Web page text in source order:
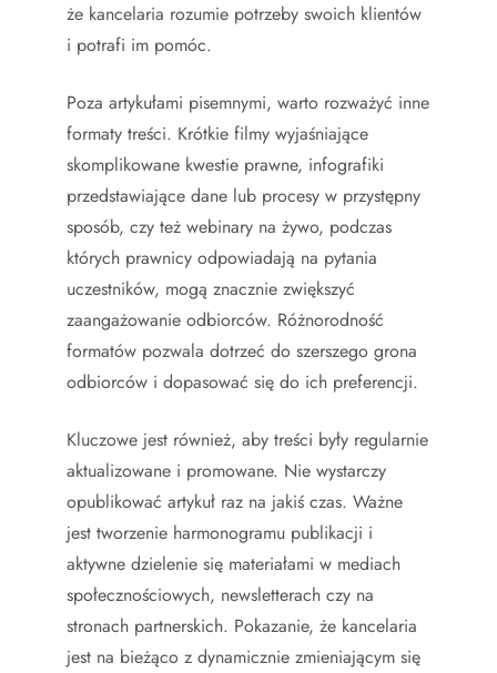
że kancelaria rozumie potrzeby swoich klientów
i potrafi im pomóc.
Poza artykułami pisemnymi, warto rozważyć inne
formaty treści. Krótkie filmy wyjaśniające
skomplikowane kwestie prawne, infografiki
przedstawiające dane lub procesy w przystępny
sposób, czy też webinary na żywo, podczas
których prawnicy odpowiadają na pytania
uczestników, mogą znacznie zwiększyć
zaangażowanie odbiorców. Różnorodność
formatów pozwala dotrzeć do szerszego grona
odbiorców i dopasować się do ich preferencji.
Kluczowe jest również, aby treści były regularnie
aktualizowane i promowane. Nie wystarczy
opublikować artykuł raz na jakiś czas. Ważne
jest tworzenie harmonogramu publikacji i
aktywne dzielenie się materiałami w mediach
społecznościowych, newsletterach czy na
stronach partnerskich. Pokazanie, że kancelaria
jest na bieżąco z dynamicznie zmieniającym się